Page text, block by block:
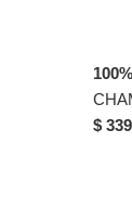
100%
$